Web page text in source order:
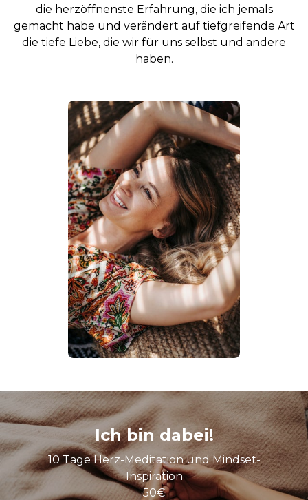
die herzöffnenste Erfahrung, die ich jemals
gemacht habe und verändert auf tiefgreifende Art
die tiefe Liebe, die wir für uns selbst und andere
haben.
Ich bin dabei!
10 Tage Herz-Meditation und Mindset-
Inspiration
50€